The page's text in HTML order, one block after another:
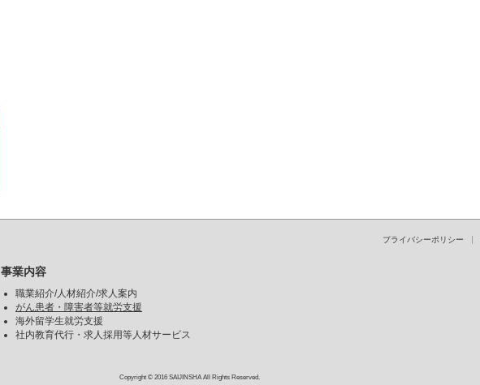
事業内容
職業紹介/人材紹介/求人案内
がん患者・障害者等就労支援
海外留学生就労支援
社内教育代行・求人採用等人材サービス
プライバシーポリシー
Copyright © 2016 SAIJINSHA All Rights Reserved.